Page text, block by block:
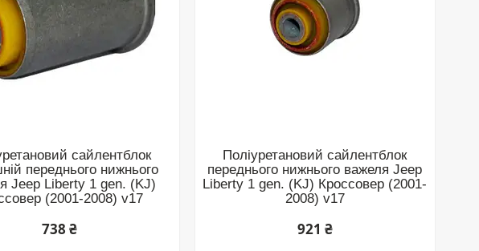
сайлентблок
переднього нижнього
Jeep Liberty 1 gen. (KJ)
(2001-2008) v17
738 ₴
Поліуретановий сайлентблок
переднього нижнього важеля Jeep
Liberty 1 gen. (KJ) Кроссовер (2001-
2008) v17
921 ₴